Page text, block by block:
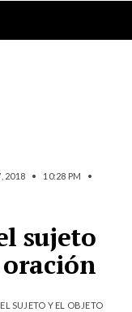
2018 • 10:28 PM
•
sujeto
SUJETO Y EL OBJETO